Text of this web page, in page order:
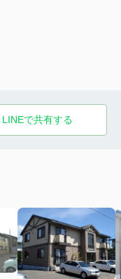
LINEで共有する